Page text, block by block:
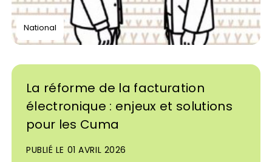
National
La réforme de la facturation
électronique : enjeux et solutions
pour les Cuma
PUBLIÉ LE 01 AVRIL 2026